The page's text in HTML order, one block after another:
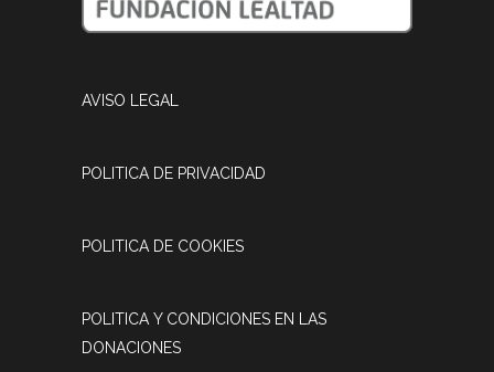
AVISO LEGAL
POLITICA DE PRIVACIDAD
POLITICA DE COOKIES
POLITICA Y CONDICIONES EN LAS
DONACIONES